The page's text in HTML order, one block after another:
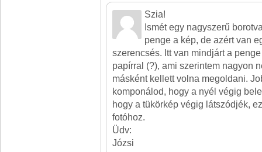
Szia!
Ismét egy nagyszerű
penge a kép, de azért van
szerencsés. Itt van mindjárt a
papírral (?), ami szerintem nagyon
másként kellett volna megoldani.
komponálod, hogy a nyél végig
hogy a tükörkép végig látszódjék,
fotóhoz.
Üdv:
Józsi